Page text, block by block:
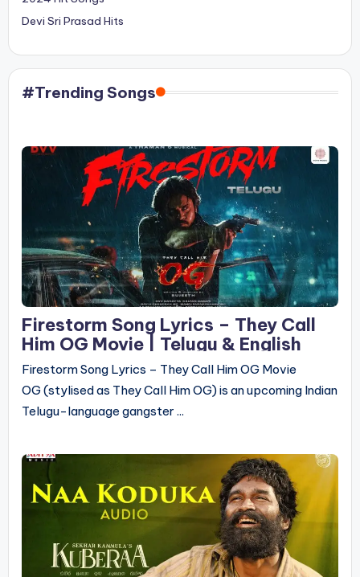
Devi Sri Prasad Hits
#Trending Songs
Firestorm Song Lyrics – They Call
Him OG Movie | Telugu & English
Firestorm Song Lyrics – They Call Him OG Movie
OG (stylised as They Call Him OG) is an upcoming Indian
Telugu-language gangster ...